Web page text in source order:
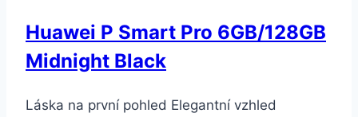
Huawei P Smart Pro 6GB/128GB
Midnight Black
Láska na první pohled Elegantní vzhled